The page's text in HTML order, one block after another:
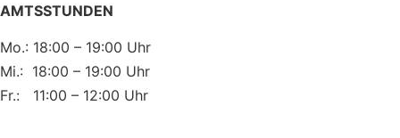
AMTSSTUNDEN
Mo.: 18:00 – 19:00 Uhr
Mi.: 18:00 – 19:00 Uhr
Fr.: 11:00 – 12:00 Uhr